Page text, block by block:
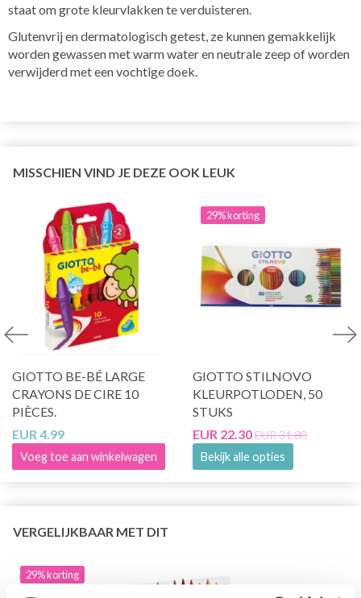
staat om grote kleurvlakken te verduisteren.
Glutenvrij en dermatologisch getest, ze kunnen gemakkelijk
worden gewassen met warm water en neutrale zeep of worden
verwijderd met een vochtige doek.
MISSCHIEN VIND JE DEZE OOK LEUK
GIOTTO BE-BÉ LARGE
CRAYONS DE CIRE 10
PIÈCES.
EUR 4.99
Voeg toe aan winkelwagen
29% korting
GIOTTO STILNOVO
KLEURPOTLODEN, 50
STUKS
EUR 22.30EUR 31.80
Bekijk alle opties
VERGELIJKBAAR MET DIT
29% korting